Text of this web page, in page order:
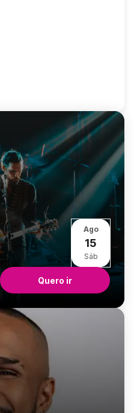
Ago
15
Sáb
Quero ir